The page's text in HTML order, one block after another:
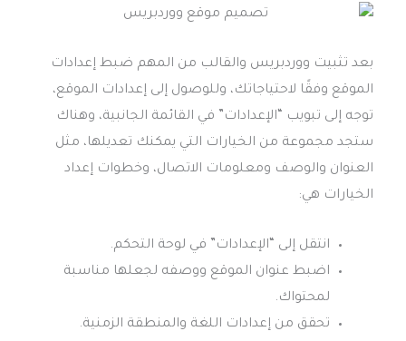
بعد تثبيت ووردبريس والقالب من المهم ضبط إعدادات
الموقع وفقًا لاحتياجاتك، وللوصول إلى إعدادات الموقع،
توجه إلى تبويب “الإعدادات” في القائمة الجانبية، وهناك
ستجد مجموعة من الخيارات التي يمكنك تعديلها، مثل
العنوان والوصف ومعلومات الاتصال، وخطوات إعداد
الخيارات هي:
انتقل إلى “الإعدادات” في لوحة التحكم.
اضبط عنوان الموقع ووصفه لجعلها مناسبة
لمحتواك.
تحقق من إعدادات اللغة والمنطقة الزمنية.